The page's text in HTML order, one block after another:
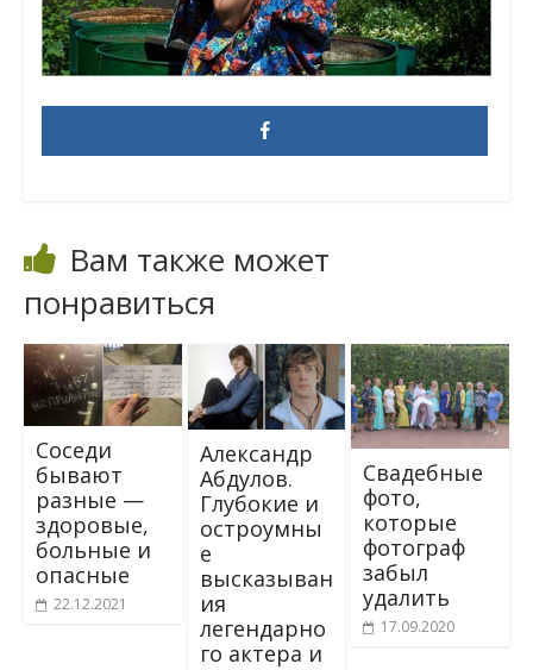
Вам также может
понравиться
Соседи
бывают
разные —
здоровые,
больные и
опасные
22.12.2021
Александр
Абдулов.
Глубокие и
остроумны
е
высказыван
ия
легендарно
го актера и
Свадебные
фото,
которые
фотограф
забыл
удалить
17.09.2020